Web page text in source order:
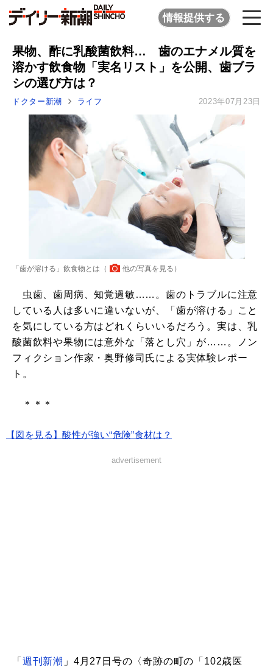
情報提供する
果物、酢に乳酸菌飲料… 歯のエナメル質を
溶かす飲食物「実名リスト」を公開、歯ブラ
シの選び方は？
ドクター新潮 ライフ 2023年07月23日
「歯が溶ける」飲食物とは（ 他の写真を見る ）
虫歯、歯周病、知覚過敏……。歯のトラブルに注意
している人は多いに違いないが、「歯が溶ける」こと
を気にしている方はどれくらいいるだろう。実は、乳
酸菌飲料や果物には意外な「落とし穴」が……。ノン
フィクション作家・奥野修司氏による実体験レポー
ト。
＊＊＊
【図を見る】酸性が強い“危険”食材は？
advertisement
「 週刊新潮 」4月27日号の〈奇跡の町の「102歳医